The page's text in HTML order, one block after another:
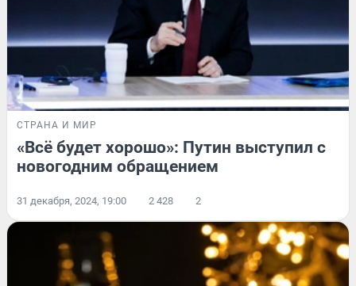
СТРАНА И МИР
«Всё будет хорошо»: Путин выступил с
новогодним обращением
31 декабря, 2024, 19:00 2 428 2